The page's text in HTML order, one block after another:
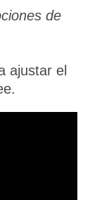
de
ajustar el